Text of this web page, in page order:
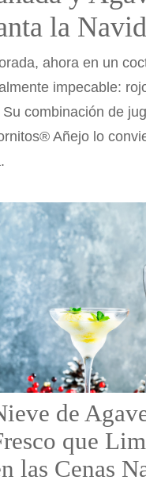
la
ahora en un
impecable:
combinación de
Añejo lo
de
que
las Cenas